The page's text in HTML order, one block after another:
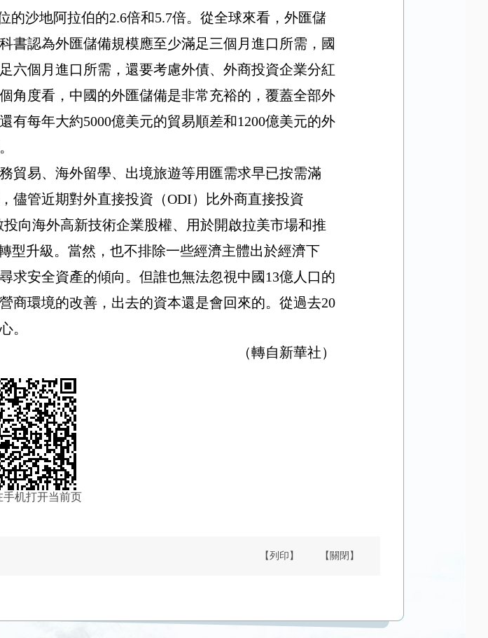
的沙地阿拉伯的2.6倍和5.7倍。從全球來看，外匯儲
書認為外匯儲備規模應至少滿足三個月進口所需，國
六個月進口所需，還要考慮外債、外商投資企業分紅
角度看，中國的外匯儲備是非常充裕的，覆蓋全部外
有每年大約5000億美元的貿易順差和1200億美元的外
貿易、海外留學、出境旅遊等用匯需求早已按需滿
儘管近期對外直接投資（ODI）比外商直接投資
向海外高新技術企業股權、用於開啟拉美市場和推
型升級。當然，也不排除一些經濟主體出於經濟下
求安全資產的傾向。但誰也無法忽視中國13億人口的
商環境的改善，出去的資本還是會回來的。從過去20
。
（轉自新華社）
手机打开当前页
【列印】 【關閉】